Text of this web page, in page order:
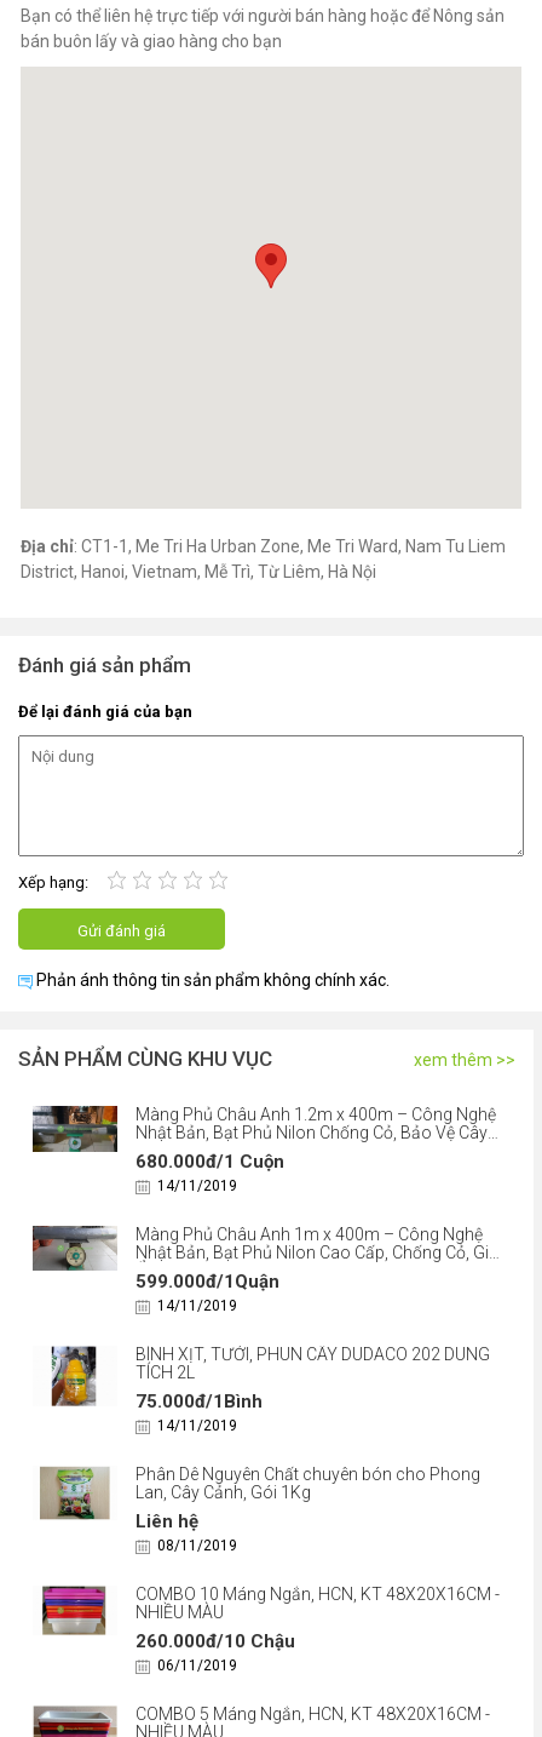
Made from fresh Vietnamese durian
Rich flavor and creamy texture
Bạn có thể liên hệ trực tiếp với người bán hàng hoặc để Nông sản
bán buôn lấy và giao hàng cho bạn
Địa chỉ: CT1-1, Me Tri Ha Urban Zone, Me Tri Ward, Nam Tu Liem
District, Hanoi, Vietnam, Mễ Trì, Từ Liêm, Hà Nội
Đánh giá sản phẩm
Để lại đánh giá của bạn
Xếp hạng:
Phản ánh thông tin sản phẩm không chính xác.
SẢN PHẨM CÙNG KHU VỤC xem thêm >>
Màng Phủ Châu Anh 1.2m x 400m – Công Nghệ
Nhật Bản, Bạt Phủ Nilon Chống Cỏ, Bảo Vệ Cây
Trồng
680.000đ/1 Cuộn
14/11/2019
Màng Phủ Châu Anh 1m x 400m – Công Nghệ
Nhật Bản, Bạt Phủ Nilon Cao Cấp, Chống Cỏ, Giữ
Ẩm
599.000đ/1Quận
14/11/2019
BÌNH XỊT, TƯỚI, PHUN CÂY DUDACO 202 DUNG
TÍCH 2L
75.000đ/1Bình
14/11/2019
Phân Dê Nguyên Chất chuyên bón cho Phong
Lan, Cây Cảnh, Gói 1Kg
Liên hệ
08/11/2019
COMBO 10 Máng Ngắn, HCN, KT 48X20X16CM -
NHIỀU MÀU
260.000đ/10 Chậu
06/11/2019
COMBO 5 Máng Ngắn, HCN, KT 48X20X16CM -
NHIỀU MÀU